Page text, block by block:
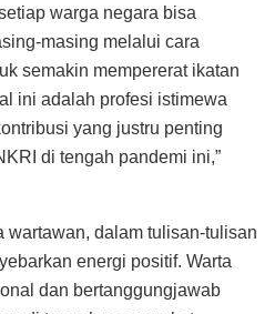
warga negara bisa
masing melalui cara
semakin mempererat ikatan
ini adalah profesi istimewa
yang justru penting
di tengah pandemi ini,”
wartawan, dalam tulisan-tulisan
energi positif. Warta
dan bertanggungjawab